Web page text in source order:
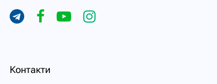
Контакти